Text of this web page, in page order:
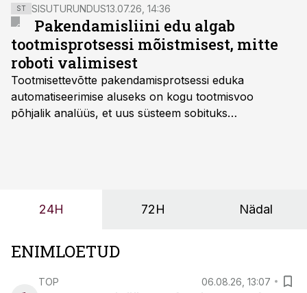
ST SISUTURUNDUS13.07.26, 14:36
Pakendamisliini edu algab
tootmisprotsessi mõistmisest, mitte
roboti valimisest
Tootmisettevõtte pakendamisprotsessi eduka
automatiseerimise aluseks on kogu tootmisvoo
põhjalik analüüs, et uus süsteem sobituks
OÜ tegevjuht Sander Mitendorf.
24H 72H Nädal
ENIMLOETUD
TOP 06.08.26, 13:07